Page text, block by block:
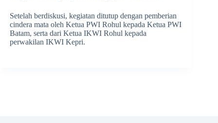
Setelah berdiskusi, kegiatan ditutup dengan pemberian
cindera mata oleh Ketua PWI Rohul kepada Ketua PWI
Batam, serta dari Ketua IKWI Rohul kepada
perwakilan IKWI Kepri.